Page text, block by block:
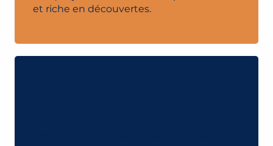
et riche en découvertes.